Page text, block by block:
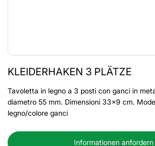
KLEIDERHAKEN 3 PLÄTZE
Tavoletta in legno a 3 posti con ganci in
diametro 55 mm. Dimensioni 33x9 cm.
legno/colore ganci
Informationen anfordern